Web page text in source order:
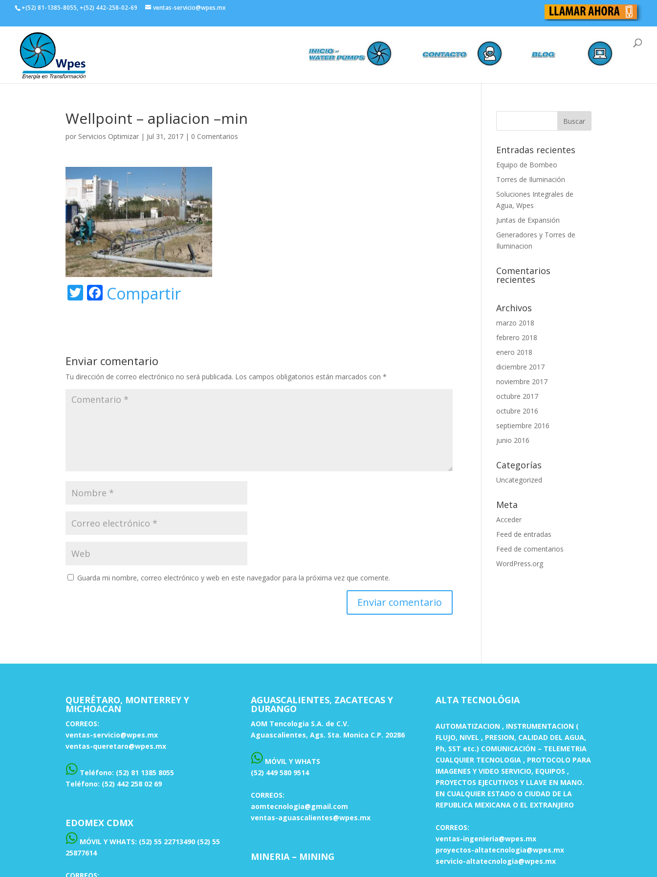
+(52) 81-1385-8055, +(52) 442-258-02-69 ventas-servicio@wpes.mx
Wellpoint – apliacion –min
por Servicios Optimizar | Jul 31, 2017 | 0 Comentarios
T F
o
o
k
Compartir
Enviar comentario
Tu dirección de correo electrónico no será publicada. Los campos obligatorios están marcados con*
Guarda mi nombre, correo electrónico y web en este navegador para la próxima vez que comente.
Entradas recientes
Equipo de Bombeo
Torres de Iluminación
Soluciones Integrales de
Agua, Wpes
Juntas de Expansión
Generadores y Torres de
Iluminacion
Comentarios
recientes
Archivos
marzo 2018
febrero 2018
enero 2018
diciembre 2017
noviembre 2017
octubre 2017
octubre 2016
septiembre 2016
junio 2016
Categorías
Uncategorized
Meta
Acceder
Feed de entradas
Feed de comentarios
WordPress.org
QUERÉTARO, MONTERREY Y
MICHOACAN
CORREOS:
ventas-servicio@wpes.mx
ventas-queretaro@wpes.mx
Teléfono: (52) 81 1385 8055
Teléfono: (52) 442 258 02 69
EDOMEX CDMX
MÓVIL Y WHATS: (52) 55 22713490 (52) 55
25877614
CORREOS:
AGUASCALIENTES, ZACATECAS Y
DURANGO
AOM Tencologia S.A. de C.V.
Aguascalientes, Ags. Sta. Monica C.P. 20286
MÓVIL Y WHATS
(52) 449 580 9514
CORREOS:
aomtecnologia@gmail.com
ventas-aguascalientes@wpes.mx
MINERIA – MINING
ALTA TECNOLÓGIA
AUTOMATIZACION , INSTRUMENTACION (
FLUJO, NIVEL , PRESION, CALIDAD DEL AGUA,
Ph, SST etc.) COMUNICACIÓN – TELEMETRIA
CUALQUIER TECNOLOGIA , PROTOCOLO PARA
IMAGENES Y VIDEO SERVICIO, EQUIPOS ,
PROYECTOS EJECUTIVOS Y LLAVE EN MANO.
EN CUALQUIER ESTADO O CIUDAD DE LA
REPUBLICA MEXICANA O EL EXTRANJERO
CORREOS:
ventas-ingenieria@wpes.mx
proyectos-altatecnologia@wpes.mx
servicio-altatecnologia@wpes.mx